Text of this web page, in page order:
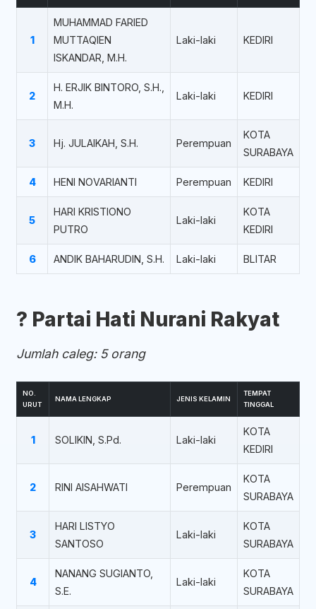
1
MUHAMMAD FARIED
MUTTAQIEN
ISKANDAR, M.H.
Laki-laki KEDIRI
2
H. ERJIK BINTORO, S.H.,
M.H.
Laki-laki KEDIRI
3 Hj. JULAIKAH, S.H. Perempuan
KOTA
SURABAYA
4 HENI NOVARIANTI Perempuan KEDIRI
5
HARI KRISTIONO
PUTRO
Laki-laki
KOTA
KEDIRI
6 ANDIK BAHARUDIN, S.H. Laki-laki BLITAR
?️ Partai Hati Nurani Rakyat
Jumlah caleg: 5 orang
NO.
URUT
NAMA LENGKAP JENIS KELAMIN
TEMPAT
TINGGAL
1 SOLIKIN, S.Pd. Laki-laki
KOTA
KEDIRI
2 RINI AISAHWATI Perempuan
KOTA
SURABAYA
3
HARI LISTYO
SANTOSO
Laki-laki
KOTA
SURABAYA
4
NANANG SUGIANTO,
S.E.
Laki-laki
KOTA
SURABAYA